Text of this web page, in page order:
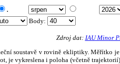
.
Body:
Zdroj dat: IAU Minor
soustavě v rovině ekliptiky.
je vykreslena i poloha (včetně